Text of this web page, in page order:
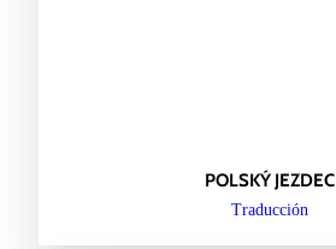
POLSKÝ JEZDEC
Traducción